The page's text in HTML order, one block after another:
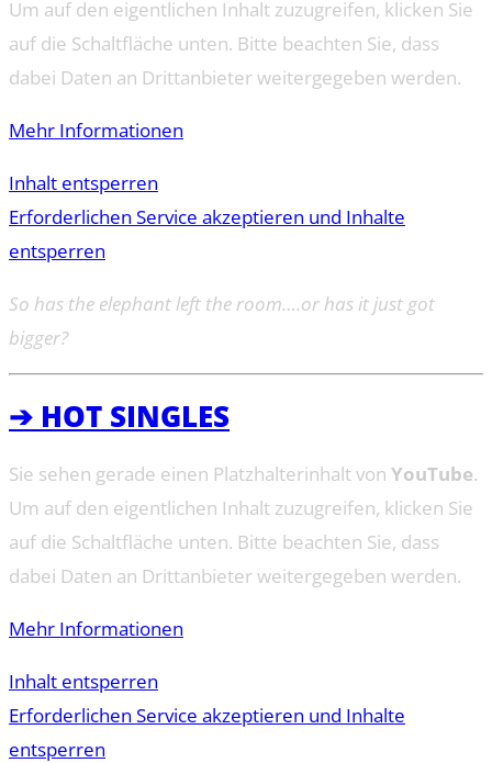
Um auf den eigentlichen Inhalt zuzugreifen, klicken Sie
auf die Schaltfläche unten. Bitte beachten Sie, dass
dabei Daten an Drittanbieter weitergegeben werden.
Mehr Informationen
Inhalt entsperren
Erforderlichen Service akzeptieren und Inhalte
entsperren
So has the elephant left the room….or has it just got
bigger?
➔ HOT SINGLES
Sie sehen gerade einen Platzhalterinhalt von YouTube.
Um auf den eigentlichen Inhalt zuzugreifen, klicken Sie
auf die Schaltfläche unten. Bitte beachten Sie, dass
dabei Daten an Drittanbieter weitergegeben werden.
Mehr Informationen
Inhalt entsperren
Erforderlichen Service akzeptieren und Inhalte
entsperren